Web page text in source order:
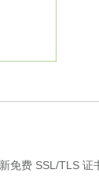
费 SSL/TLS 证